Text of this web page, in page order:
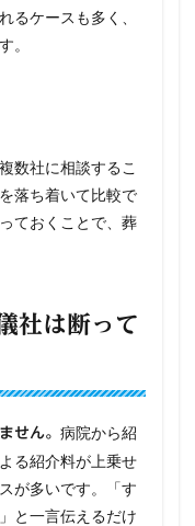
るケースも多く、
。
数社に相談するこ
落ち着いて比較で
ておくことで、葬
社は断って
せん。 病院から紹
る紹介料が上乗せ
が多いです。「す
と一言伝えるだけ